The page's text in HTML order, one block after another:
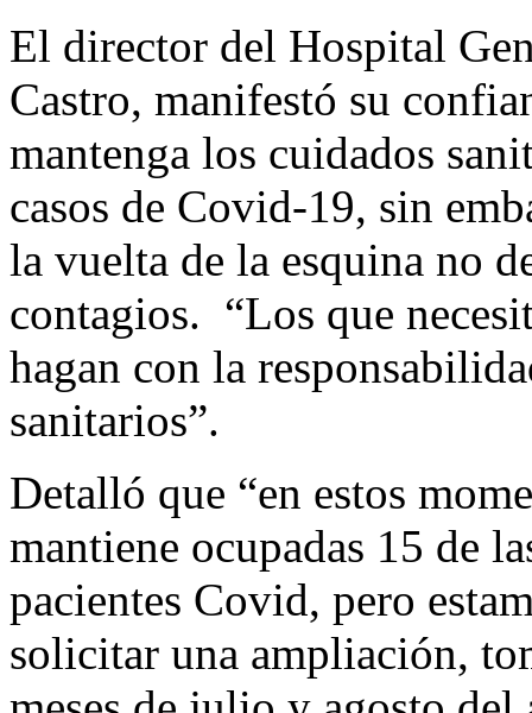
El director del Hospital
Castro, manifestó su
mantenga los cuidados
casos de Covid-19, sin
la vuelta de la esquina no
contagios. “Los que
hagan con la
sanitarios”.
Detalló que “en estos
mantiene ocupadas 15 de
pacientes Covid, pero
solicitar una ampliación,